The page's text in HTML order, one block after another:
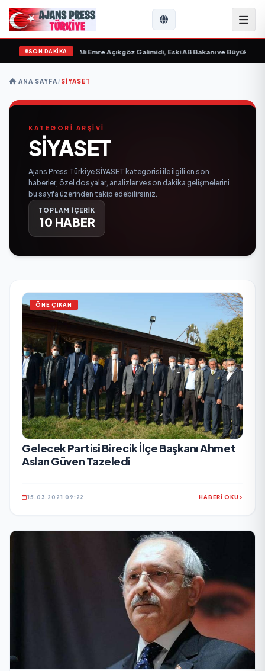
SON DAKİKA
“ yayımlandı• Ali Emre Açıkgöz Galimidi, Eski AB Bakanı ve Büyükelçi
ANA SAYFA/SİYASET
KATEGORİ ARŞİVİ
SİYASET
Ajans Press Türkiye SİYASET kategorisi ile ilgili en son
haberler, özel dosyalar, analizler ve son dakika gelişmelerini
bu sayfa üzerinden takip edebilirsiniz.
TOPLAM İÇERİK
10 HABER
ÖNE ÇIKAN
Gelecek Partisi Birecik İlçe Başkanı Ahmet
Aslan Güven Tazeledi
15.03.2021 09:22 HABERİ OKU